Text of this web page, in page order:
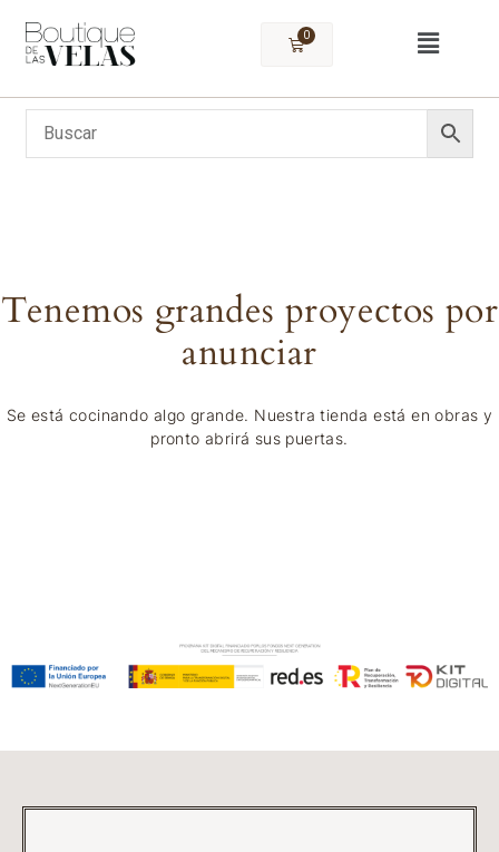
0
Tenemos grandes proyectos por
anunciar
Se está cocinando algo grande. Nuestra tienda está en obras y
pronto abrirá sus puertas.